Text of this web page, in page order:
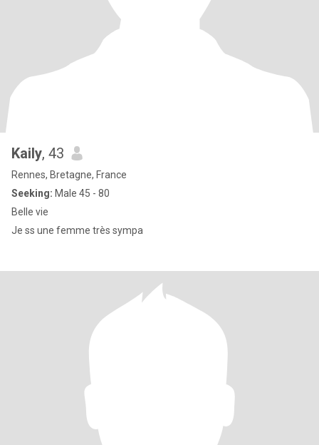
Kaily, 43
Rennes, Bretagne, France
Seeking: Male 45 - 80
Belle vie
Je ss une femme très sympa